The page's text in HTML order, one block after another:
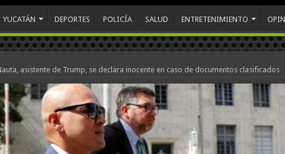
YUCATÁN DEPORTES POLICÍA SALUD ENTRETENIMIENTO
asistente de Trump, se declara inocente en caso de documentos clasificados